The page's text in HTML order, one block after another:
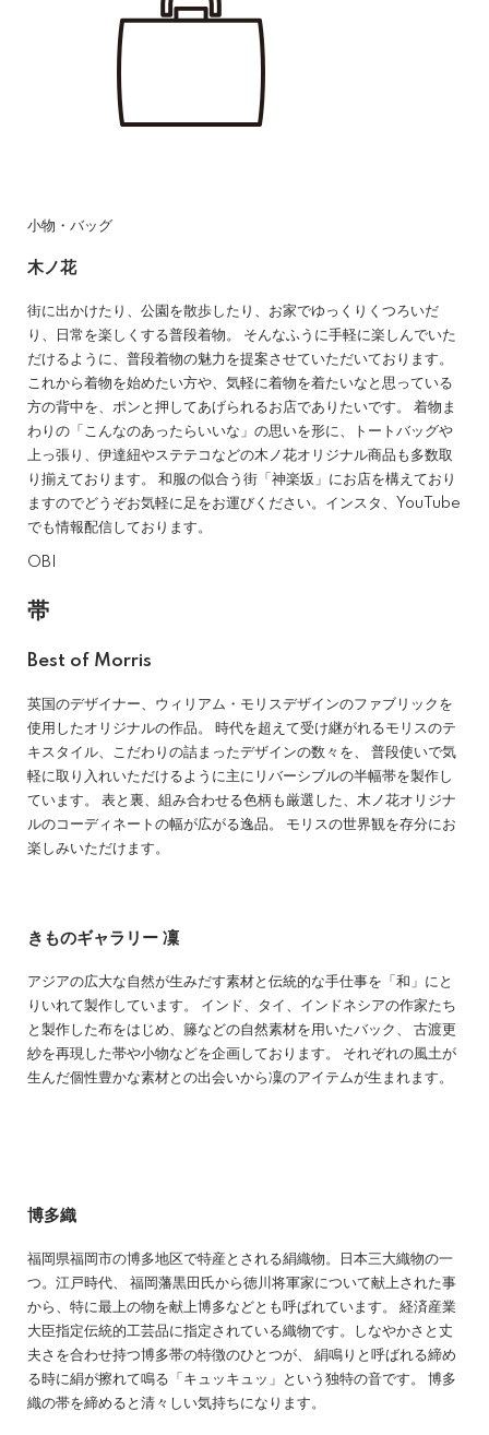
小物・バッグ
木ノ花
街に出かけたり、公園を散歩したり、お家でゆっくりくつろいだ
り、日常を楽しくする普段着物。 そんなふうに手軽に楽しんでいた
だけるように、普段着物の魅力を提案させていただいております。
これから着物を始めたい方や、気軽に着物を着たいなと思っている
方の背中を、ポンと押してあげられるお店でありたいです。 着物ま
わりの「こんなのあったらいいな」の思いを形に、トートバッグや
上っ張り、伊達紐やステテコなどの木ノ花オリジナル商品も多数取
り揃えております。 和服の似合う街「神楽坂」にお店を構えており
ますのでどうぞお気軽に足をお運びください。インスタ、YouTube
でも情報配信しております。
OBI
帯
Best of Morris
英国のデザイナー、ウィリアム・モリスデザインのファブリックを
使用したオリジナルの作品。 時代を超えて受け継がれるモリスのテ
キスタイル、こだわりの詰まったデザインの数々を、 普段使いで気
軽に取り入れいただけるように主にリバーシブルの半幅帯を製作し
ています。 表と裏、組み合わせる色柄も厳選した、木ノ花オリジナ
ルのコーディネートの幅が広がる逸品。 モリスの世界観を存分にお
楽しみいただけます。
きものギャラリー 凜
アジアの広大な自然が生みだす素材と伝統的な手仕事を「和」にと
りいれて製作しています。 インド、タイ、インドネシアの作家たち
と製作した布をはじめ、籐などの自然素材を用いたバック、 古渡更
紗を再現した帯や小物などを企画しております。 それぞれの風土が
生んだ個性豊かな素材との出会いから凜のアイテムが生まれます。
博多織
福岡県福岡市の博多地区で特産とされる絹織物。日本三大織物の一
つ。江戸時代、 福岡藩黒田氏から徳川将軍家について献上された事
から、特に最上の物を献上博多などとも呼ばれています。 経済産業
大臣指定伝統的工芸品に指定されている織物です。しなやかさと丈
夫さを合わせ持つ博多帯の特徴のひとつが、 絹鳴りと呼ばれる締め
る時に絹が擦れて鳴る「キュッキュッ」という独特の音です。 博多
織の帯を締めると清々しい気持ちになります。